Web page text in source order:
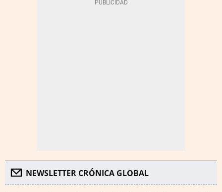
NEWSLETTER CRÓNICA GLOBAL